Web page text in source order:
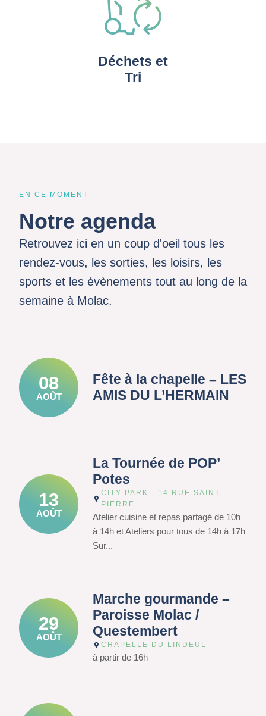
Déchets et
Tri
EN CE MOMENT
Notre agenda
Retrouvez ici en un coup d'oeil tous les
rendez-vous, les sorties, les loisirs, les
sports et les évènements tout au long de la
semaine à Molac.
08
AOÛT
Fête à la chapelle – LES
AMIS DU L’HERMAIN
13
AOÛT
La Tournée de POP’
Potes
CITY PARK - 14 RUE SAINT
PIERRE
Atelier cuisine et repas partagé de 10h
à 14h et Ateliers pour tous de 14h à 17h
Sur...
29
AOÛT
Marche gourmande –
Paroisse Molac /
Questembert
CHAPELLE DU LINDEUL
à partir de 16h